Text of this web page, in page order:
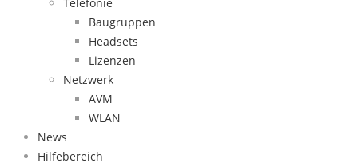
Baugruppen
Headsets
Lizenzen
Netzwerk
AVM
WLAN
News
Hilfebereich